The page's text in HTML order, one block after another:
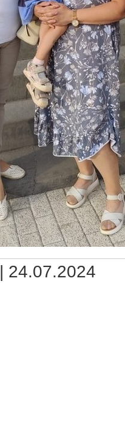
| 24.07.2024